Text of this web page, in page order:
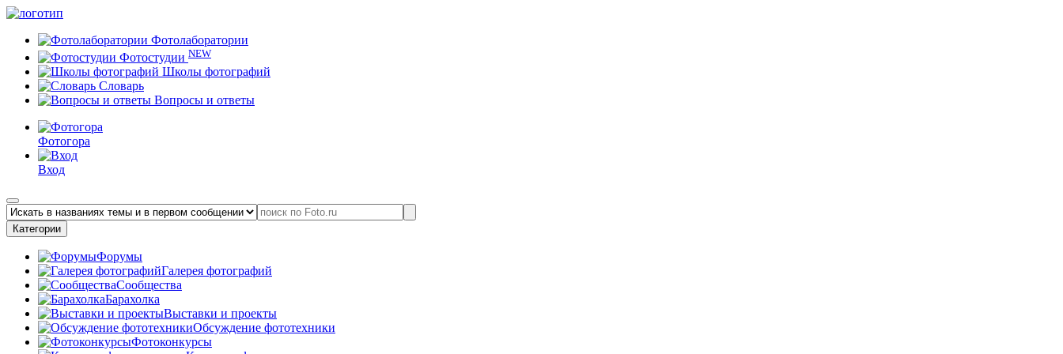
Фотолаборатории
Фотостудии NEW
Школы фотографий
Словарь
Вопросы и ответы
Фотогора
Вход
Категории
Форумы
Галерея фотографий
Сообщества
Барахолка
Выставки и проекты
Обсуждение фототехники
Фотоконкурсы